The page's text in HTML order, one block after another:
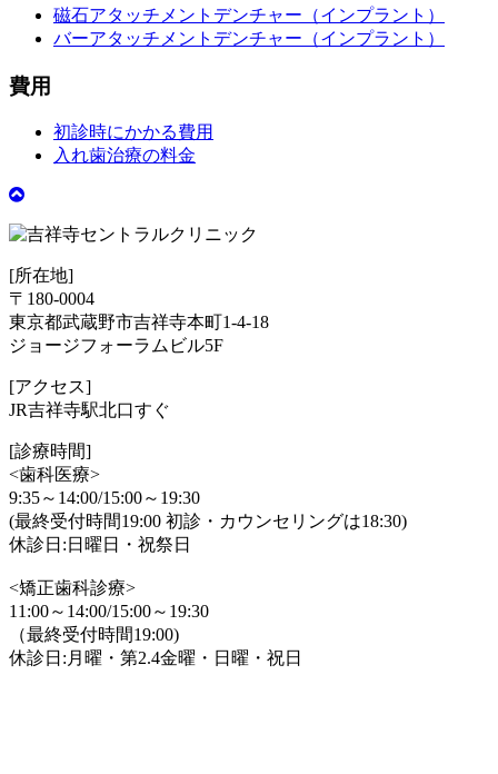
磁石アタッチメントデンチャー（インプラント）
バーアタッチメントデンチャー（インプラント）
費用
初診時にかかる費用
入れ歯治療の料金
[所在地]
〒180-0004
東京都武蔵野市吉祥寺本町1-4-18
ジョージフォーラムビル5F
[アクセス]
JR吉祥寺駅北口すぐ
[診療時間]
<歯科医療>
9:35～14:00/15:00～19:30
(最終受付時間19:00 初診・カウンセリングは18:30)
休診日:日曜日・祝祭日
<矯正歯科診療>
11:00～14:00/15:00～19:30
（最終受付時間19:00)
休診日:月曜・第2.4金曜・日曜・祝日